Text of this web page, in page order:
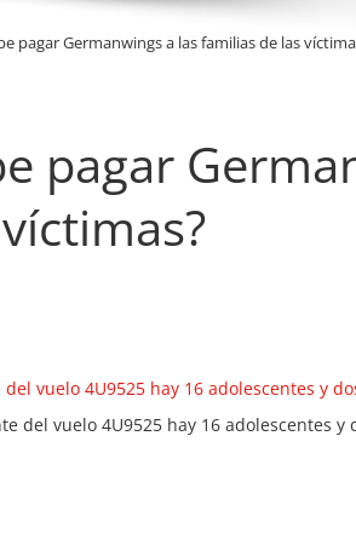
pagar Germanwings a las familias de las
pagar
del vuelo 4U9525 hay 16 adolescentes y